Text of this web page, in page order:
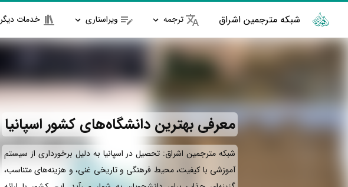
شبکه مترجمین اشراق ترجمه ویراستاری خدمات دیگر
معرفی بهترین دانشگاه‌های کشور اسپانیا
شبکه مترجمین اشراق: تحصیل در اسپانیا به دلیل برخورداری از سیستم
آموزشی با کیفیت، محیط فرهنگی و تاریخی غنی، و هزینه‌های متناسب،